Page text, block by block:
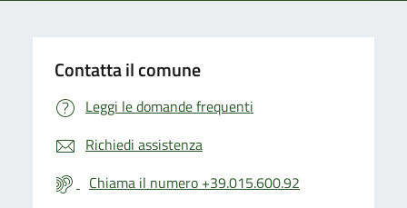
Contatta il comune
Leggi le domande frequenti
Richiedi assistenza
Chiama il numero +39.015.600.92